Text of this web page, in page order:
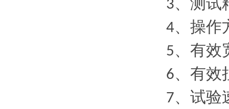
3、测试
4、操作
5、有效
6、有效
7、试验